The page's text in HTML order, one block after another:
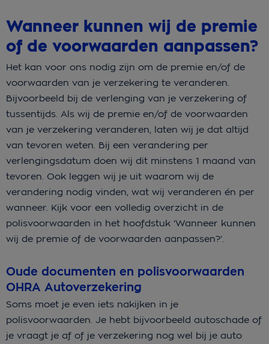
Wanneer kunnen wij de premie
of de voorwaarden aanpassen?
Het kan voor ons nodig zijn om de premie en/of de
voorwaarden van je verzekering te veranderen.
Bijvoorbeeld bij de verlenging van je verzekering of
tussentijds. Als wij de premie en/of de voorwaarden
van je verzekering veranderen, laten wij je dat altijd
van tevoren weten. Bij een verandering per
verlengingsdatum doen wij dit minstens 1 maand van
tevoren. Ook leggen wij je uit waarom wij de
verandering nodig vinden, wat wij veranderen én per
wanneer. Kijk voor een volledig overzicht in de
polisvoorwaarden in het hoofdstuk ‘Wanneer kunnen
wij de premie of de voorwaarden aanpassen?’.
Oude documenten en polisvoorwaarden
OHRA Autoverzekering
Soms moet je even iets nakijken in je
polisvoorwaarden. Je hebt bijvoorbeeld autoschade of
je vraagt je af of je verzekering nog wel bij je auto